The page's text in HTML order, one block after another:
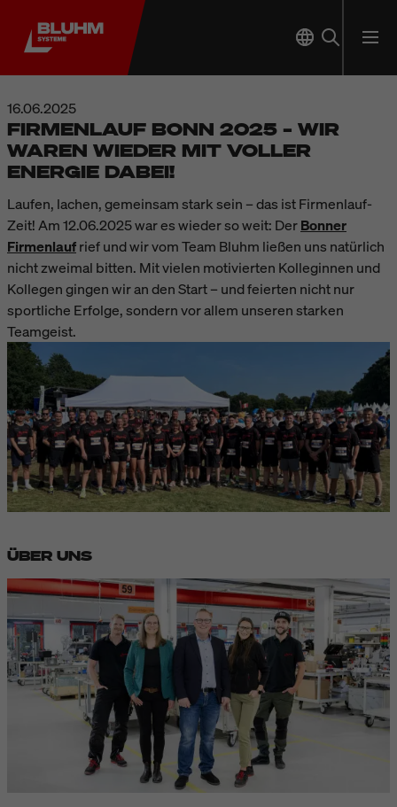
16.06.2025
FIRMENLAUF BONN 2025 – WIR
WAREN WIEDER MIT VOLLER
ENERGIE DABEI!
Laufen, lachen, gemeinsam stark sein – das ist Firmenlauf-
Zeit! Am 12.06.2025 war es wieder so weit: DerBonner
Firmenlaufrief und wir vom Team Bluhm ließen uns natürlich
nicht zweimal bitten. Mit vielen motivierten Kolleginnen und
Kollegen gingen wir an den Start – und feierten nicht nur
sportliche Erfolge, sondern vor allem unseren starken
Teamgeist.
ÜBER UNS